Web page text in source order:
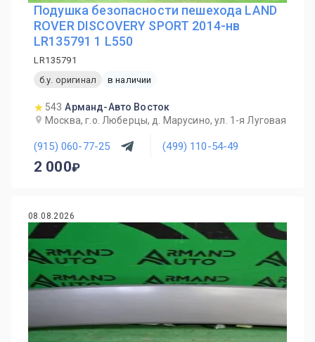
Подушка безопасности пешехода LAND
ROVER DISCOVERY SPORT 2014-нв
LR135791 1 L550
LR135791
б.у. оригинал
в наличии
543 Арманд-Авто Восток
Москва, г.о. Люберцы, д. Марусино, ул. 1-я Луговая
(915) 060-77-25 (499) 110-54-49
2 000
08.08.2026